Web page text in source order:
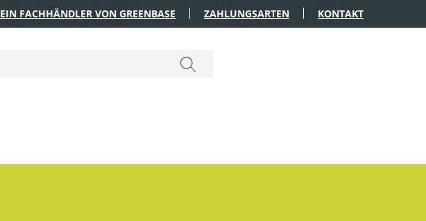
EIN FACHHÄNDLER VON GREENBASE ZAHLUNGSARTEN KONTAKT